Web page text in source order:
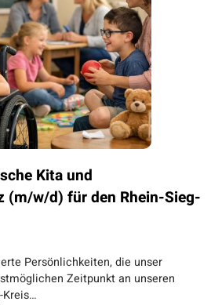
Kita und
(m/w/d) für den Rhein-Sieg-
Persönlichkeiten, die unser
Zeitpunkt an unseren
Kreis…